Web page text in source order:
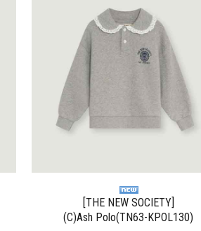
[THE NEW SOCIETY]
(C)Ash Polo(TN63-KPOL130)